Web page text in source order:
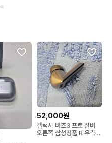
52,000원
갤럭시 버즈3 프로 실버
오른쪽 삼성정품 R 우측